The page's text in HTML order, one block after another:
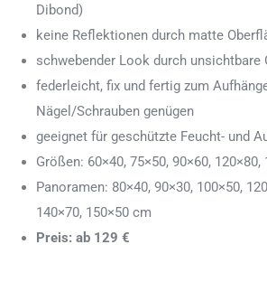
Dibond)
keine Reflektionen durch matte
schwebender Look durch unsichtbare
federleicht, fix und fertig zum
Nägel/Schrauben genügen
geeignet für geschützte Feucht- und
Größen: 60×40, 75×50, 90×60, 120×80,
Panoramen: 80×40, 90×30, 100×50,
140×70, 150×50 cm
Preis: ab 129 €